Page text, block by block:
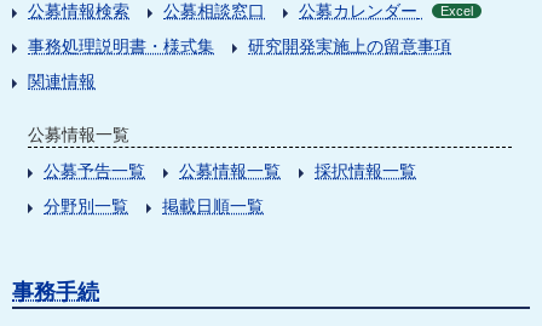
公募情報検索 公募相談窓口 公募カレンダー Excel
事務処理説明書・様式集
研究開発実施上の留意事項
関連情報
公募情報一覧
公募予告一覧
公募情報一覧
採択情報一覧
分野別一覧
掲載日順一覧
事務手続